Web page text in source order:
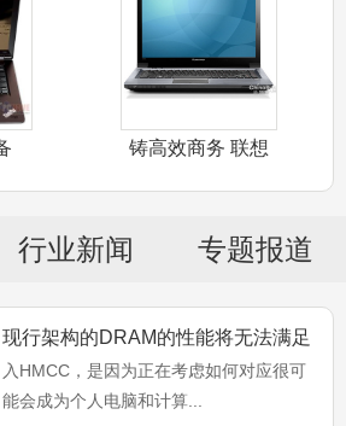
铸高效商务 联想
行业新闻 专题报道
现行架构的DRAM的性能将无法满足
处理器的需要
入HMCC，是因为正在考虑如何对应很可
能会成为个人电脑和计算...